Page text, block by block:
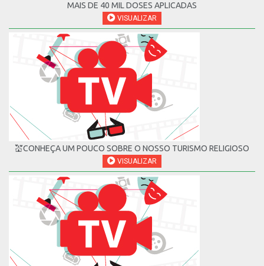
MAIS DE 40 MIL DOSES APLICADAS
VISUALIZAR
💒CONHEÇA UM POUCO SOBRE O NOSSO TURISMO RELIGIOSO
VISUALIZAR